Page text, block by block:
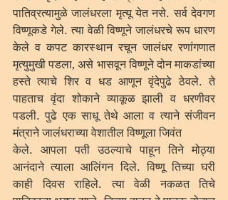
पातिव्रत्यामुळे जालंधरला मृत्यू येत नसे. सर्व देवगण
विष्णूकडे गेले. त्या वेळी विष्णूने जालंधरचे रूप धारण
केले व कपट कारस्थान रचून जालंधर रणांगणात
मृत्युमुखी पडला, असे भासवून विष्णूने दोन माकडांच्या
हस्ते त्याचे शिर व धड आणून वृंदेपुढे ठेवले. ते
पाहताच वृंदा शोकाने व्याकूळ झाली व धरणीवर
पडली. पुढे एक साधू तेथे आला व त्याने संजीवन
मंत्राने जालंधराच्या वेशातील विष्णूला जिवंत
केले. आपला पती उठल्याचे पाहून तिने मोठ्या
आनंदाने त्याला आलिंगन दिले. विष्णू तिच्या घरी
काही दिवस राहिले. त्या वेळी नकळत तिचे